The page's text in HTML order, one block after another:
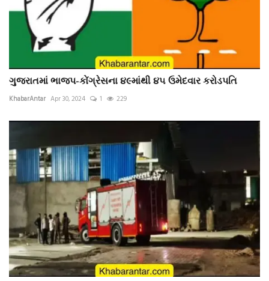
ગુજરાતમાં ભાજપ-કોંગ્રેસના ૪૯માંથી ૪૫ ઉમેદવાર કરોડપતિ
KhabarAntar Apr 30, 2024 1 229